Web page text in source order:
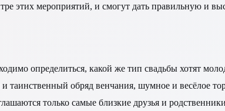
этих мероприятий, и смогут дать правильную и
определиться, какой же тип свадьбы хотят
таинственный обряд венчания, шумное и весёлое
только самые близкие друзья и